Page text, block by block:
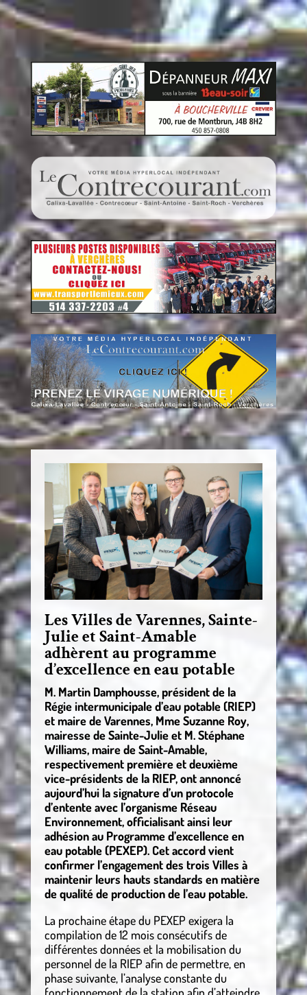
Les Villes de Varennes, Sainte-
Julie et Saint-Amable
adhèrent au programme
d’excellence en eau potable
M. Martin Damphousse, président de la
Régie intermunicipale d’eau potable (RIEP)
et maire de Varennes, Mme Suzanne Roy,
mairesse de Sainte-Julie et M. Stéphane
Williams, maire de Saint-Amable,
respectivement première et deuxième
vice-présidents de la RIEP, ont annoncé
aujourd’hui la signature d’un protocole
d’entente avec l’organisme Réseau
Environnement, officialisant ainsi leur
adhésion au Programme d’excellence en
eau potable (PEXEP). Cet accord vient
confirmer l’engagement des trois Villes à
maintenir leurs hauts standards en matière
de qualité de production de l’eau potable.
La prochaine étape du PEXEP exigera la
compilation de 12 mois consécutifs de
différentes données et la mobilisation du
personnel de la RIEP afin de permettre, en
phase suivante, l’analyse constante du